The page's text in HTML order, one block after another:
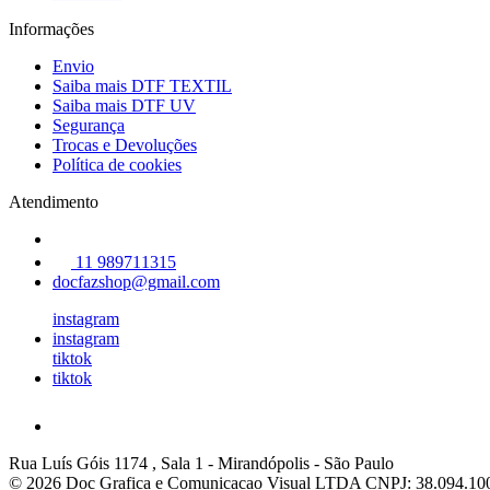
Informações
Envio
Saiba mais DTF TEXTIL
Saiba mais DTF UV
Segurança
Trocas e Devoluções
Política de cookies
Atendimento
11 989711315
docfazshop@gmail.com
instagram
instagram
tiktok
tiktok
Rua Luís Góis 1174 , Sala 1 - Mirandópolis - São Paulo
© 2026 Doc Grafica e Comunicacao Visual LTDA CNPJ: